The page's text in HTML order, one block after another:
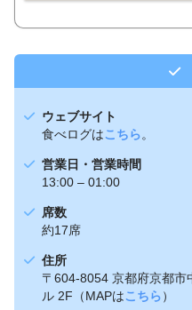
ウェブサイト
食べログはこちら。
営業日・営業時間
13:00 – 01:00
席数
約17席
住所
〒604-8054 京都府京都市
ル 2F（MAPはこちら）